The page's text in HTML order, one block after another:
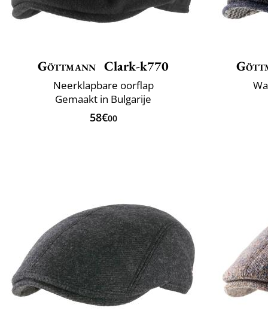
Göttmann Clark-k770
Neerklapbare oorflap
Gemaakt in Bulgarije
58€00